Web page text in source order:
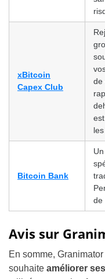
xBitcoin
Capex Club
de
Bitcoin Bank
de
Avis sur
En somme,
souhaite améliorer